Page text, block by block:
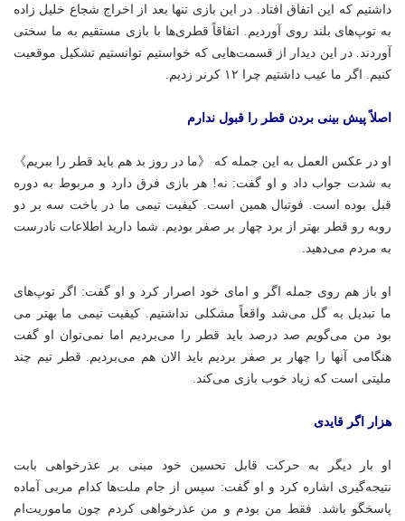
داشتیم که این اتفاق افتاد. در این بازی تنها بعد از اخراج شجاع خلیل زاده
به توپ‌های بلند روی آوردیم. اتفاقاً قطری‌ها با بازی مستقیم به ما سختی
آوردند. در این دیدار از قسمت‌هایی که خواستیم توانستیم تشکیل موقعیت
کنیم. اگر ما عیب داشتیم چرا ۱۲ کرنر زدیم.
اصلاً پیش بینی بردن قطر را قبول ندارم
او در عکس العمل به این جمله که 《ما در روز بد هم باید قطر را ببریم》
به شدت جواب داد و او گفت: نه! هر بازی فرق دارد و مربوط به دوره
قبل بوده است. فوتبال همین است. کیفیت تیمی ما در باخت سه بر دو
روبه رو قطر بهتر از برد چهار بر صفر بودیم. شما دارید اطلاعات نادرست
به مردم می‌دهید.
او باز هم روی جمله اگر و امای خود اصرار کرد و او گفت: اگر توپ‌های
ما تبدیل به گل می‌شد واقعاً مشکلی نداشتیم. کیفیت تیمی ما بهتر می
بود من می‌گویم صد درصد باید قطر را می‌بردیم اما نمی‌توان او گفت
هنگامی آنها را چهار بر صفر بردیم باید الان هم می‌بردیم. قطر تیم چند
ملیتی است که زیاد خوب بازی می‌کند.
هزار اگر قایدی
او بار دیگر به حرکت قابل تحسین خود مبنی بر عذرخواهی بابت
نتیجه‌گیری اشاره کرد و او گفت: سپس از جام ملت‌ها کدام مربی آماده
پاسخگو باشد. فقط من بودم و من عذرخواهی کردم چون ماموریت‌ام